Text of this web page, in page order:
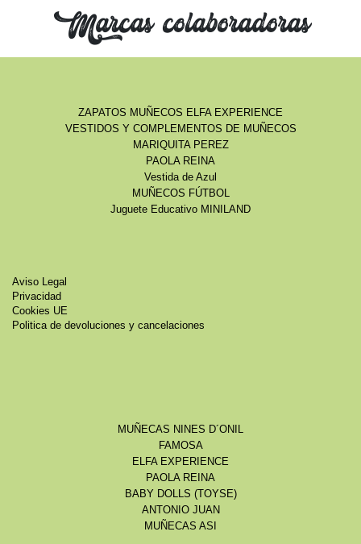
Marcas colaboradoras
ZAPATOS MUÑECOS ELFA EXPERIENCE
VESTIDOS Y COMPLEMENTOS DE MUÑECOS
MARIQUITA PEREZ
PAOLA REINA
Vestida de Azul
MUÑECOS FÚTBOL
Juguete Educativo MINILAND
Aviso Legal
Privacidad
Cookies UE
Politica de devoluciones y cancelaciones
MUÑECAS NINES D´ONIL
FAMOSA
ELFA EXPERIENCE
PAOLA REINA
BABY DOLLS (TOYSE)
ANTONIO JUAN
MUÑECAS ASI